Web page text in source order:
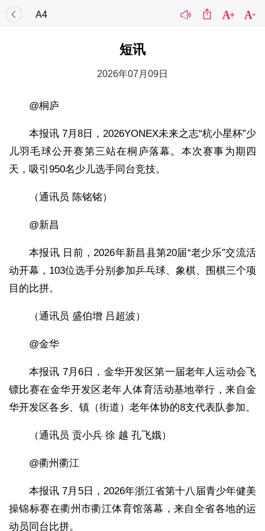
A4
短讯
2026年07月09日
@桐庐
本报讯 7月8日，2026YONEX未来之志“杭小星杯”少
儿羽毛球公开赛第三站在桐庐落幕。本次赛事为期四
天，吸引950名少儿选手同台竞技。
（通讯员 陈铭铭）
@新昌
本报讯 日前，2026年新昌县第20届“老少乐”交流活
动开幕，103位选手分别参加乒乓球、象棋、围棋三个项
目的比拼。
（通讯员 盛伯增 吕超波）
@金华
本报讯 7月6日，金华开发区第一届老年人运动会飞
镖比赛在金华开发区老年人体育活动基地举行，来自金
华开发区各乡、镇（街道）老年体协的8支代表队参加。
（通讯员 贡小兵 徐 越 孔飞娥）
@衢州衢江
本报讯 7月5日，2026年浙江省第十八届青少年健美
操锦标赛在衢州市衢江体育馆落幕，来自全省各地的运
动员同台比拼。